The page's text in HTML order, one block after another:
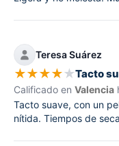
Teresa Suárez
★★★★★Tacto
Calificado en Valencia
Tacto suave, con un
nítida. Tiempos de